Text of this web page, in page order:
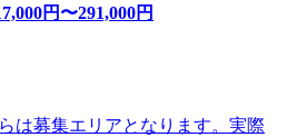
円〜291,000円
は募集エリアとなります。実際